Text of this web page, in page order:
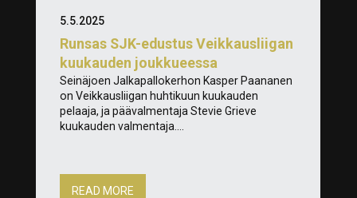
Runsas SJK-edustus Veikkausliigan
kuukauden joukkueessa
5.5.2025
Seinäjoen Jalkapallokerhon Kasper Paananen
on Veikkausliigan huhtikuun kuukauden
pelaaja, ja päävalmentaja Stevie Grieve
kuukauden valmentaja....
READ MORE